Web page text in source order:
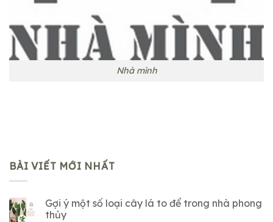
Nhà mình
BÀI VIẾT MỚI NHẤT
Gợi ý một số loại cây lá to để trong nhà phong
thủy